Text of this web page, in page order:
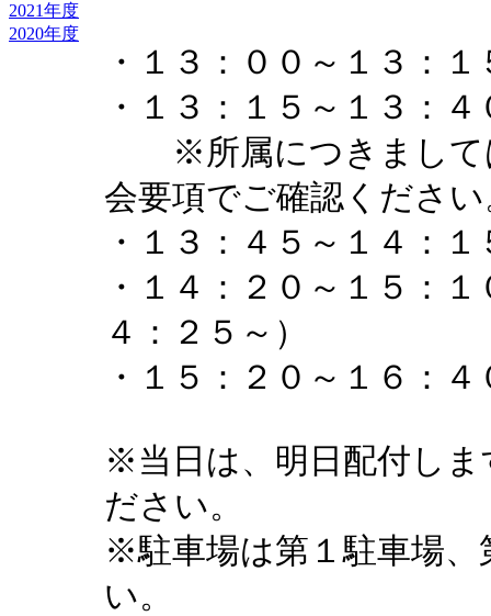
2021年度
2020年度
・１３：００～１３：
・１３：１５～１３：
※所属につきまして
会要項でご確認くださ
・１３：４５～１４：
・１４：２０～１５：
４：２５～）
・１５：２０～１６：
※当日は、明日配付しま
ださい。
※駐車場は第１駐車場、
い。